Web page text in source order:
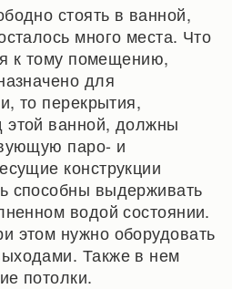
стоять в ванной,
много места. Что
к тому помещению,
для
то перекрытия,
ванной, должны
паро- и
конструкции
способны выдерживать
водой состоянии.
этом нужно оборудовать
Также в нем
потолки.